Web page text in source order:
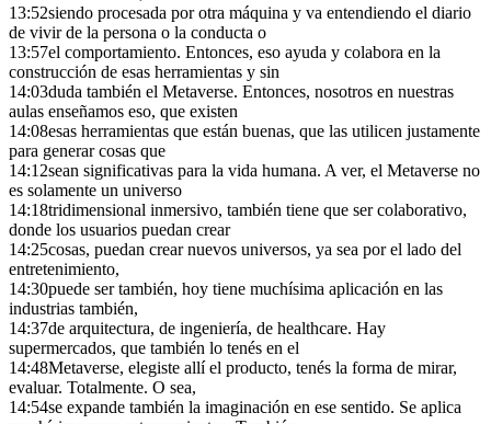
13:52siendo procesada por otra máquina y va entendiendo el diario
de vivir de la persona o la conducta o
13:57el comportamiento. Entonces, eso ayuda y colabora en la
construcción de esas herramientas y sin
14:03duda también el Metaverse. Entonces, nosotros en nuestras
aulas enseñamos eso, que existen
14:08esas herramientas que están buenas, que las utilicen justamente
para generar cosas que
14:12sean significativas para la vida humana. A ver, el Metaverse no
es solamente un universo
14:18tridimensional inmersivo, también tiene que ser colaborativo,
donde los usuarios puedan crear
14:25cosas, puedan crear nuevos universos, ya sea por el lado del
entretenimiento,
14:30puede ser también, hoy tiene muchísima aplicación en las
industrias también,
14:37de arquitectura, de ingeniería, de healthcare. Hay
supermercados, que también lo tenés en el
14:48Metaverse, elegiste allí el producto, tenés la forma de mirar,
evaluar. Totalmente. O sea,
14:54se expande también la imaginación en ese sentido. Se aplica